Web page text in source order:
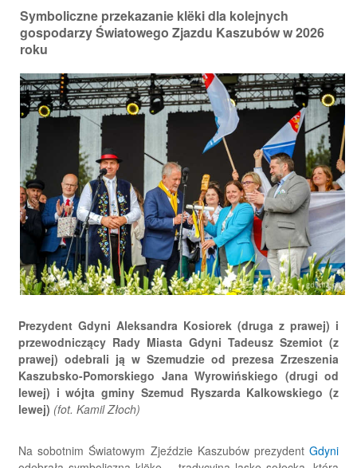
Symboliczne przekazanie klëki dla kolejnych
gospodarzy Światowego Zjazdu Kaszubów w 2026
roku
Prezydent Gdyni Aleksandra Kosiorek (druga z prawej) i
przewodniczący Rady Miasta Gdyni Tadeusz Szemiot (z
prawej) odebrali ją w Szemudzie od prezesa Zrzeszenia
Kaszubsko-Pomorskiego Jana Wyrowińskiego (drugi od
lewej) i wójta gminy Szemud Ryszarda Kalkowskiego (z
lewej) (fot. Kamil Złoch)
Na sobotnim Światowym Zjeździe Kaszubów prezydent Gdyni